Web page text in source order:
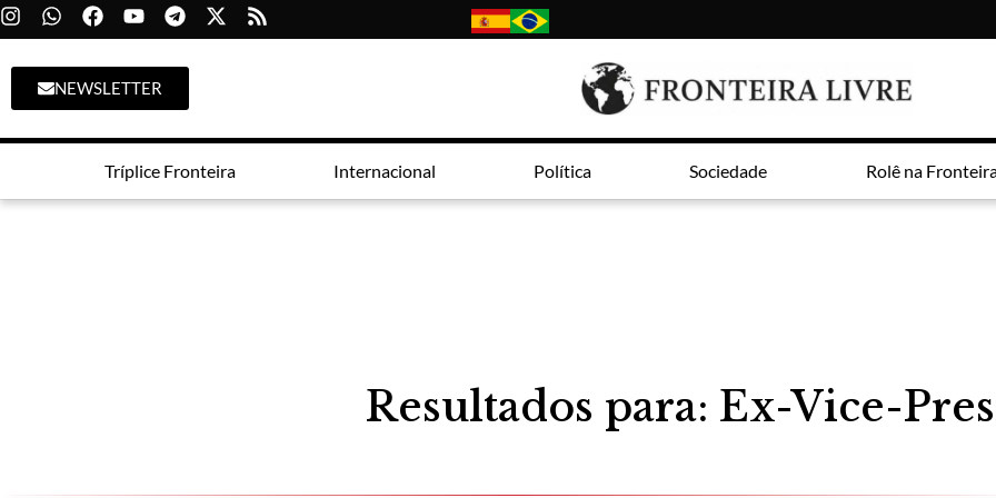
NEWSLETTER
Tríplice Fronteira Internacional Política Sociedade Rolê na
Resultados para: Ex-Vice-